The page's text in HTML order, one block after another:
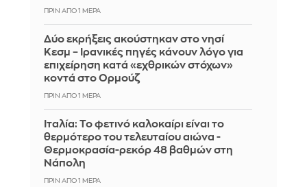
ΠΡΙΝ ΑΠΌ 1 ΜΈΡΑ
Δύο εκρήξεις ακούστηκαν στο νησί
Κεσμ – Ιρανικές πηγές κάνουν λόγο για
επιχείρηση κατά «εχθρικών στόχων»
κοντά στο Ορμούζ
ΠΡΙΝ ΑΠΌ 1 ΜΈΡΑ
Ιταλία: To φετινό καλοκαίρι είναι το
θερμότερο του τελευταίου αιώνα -
Θερμοκρασία-ρεκόρ 48 βαθμών στη
Νάπολη
ΠΡΙΝ ΑΠΌ 1 ΜΈΡΑ